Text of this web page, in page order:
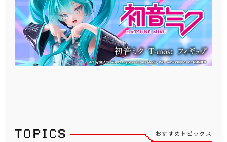
おすすめトピックス